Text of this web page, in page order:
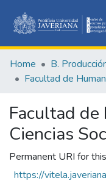
Home
Facultad
Ciencias
Permanent URI for
https://